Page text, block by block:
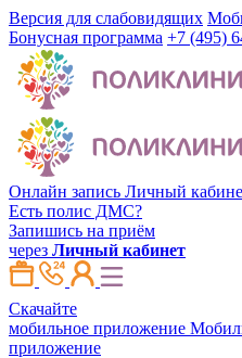
Версия для слабовидящих
Бонусная программа +7 (495)
Онлайн запись Личный
Есть полис ДМС?
Запишись на приём
через Личный кабинет
Скачайте
мобильное приложение
приложение